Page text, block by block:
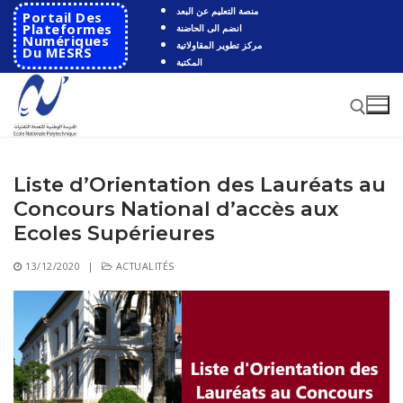
Aller
contenu
Portail Des
Plateformes
Numériques
Du MESRS
منصة التعليم عن البعد
انضم الى الحاضنة
مركز تطوير المقاولاتية
المكتبة
Rechercher :
Rechercher
:
Ecole
Présentation
Histoire de l’école
Départements
Automatique
Coopération
Liste d’Orientation des Lauréats au
Concours National d’accès aux
Ecoles Supérieures
13/12/2020 | ACTUALITÉS